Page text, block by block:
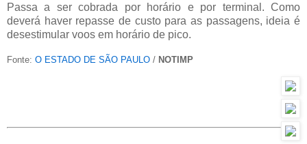
Passa a ser cobrada por horário e por terminal. Como
deverá haver repasse de custo para as passagens, ideia é
desestimular voos em horário de pico.
Fonte: O ESTADO DE SÃO PAULO / NOTIMP